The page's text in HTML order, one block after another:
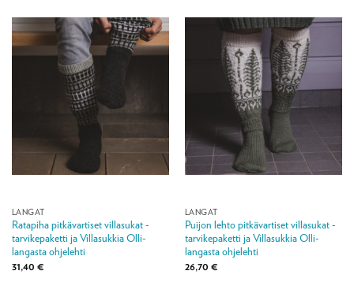
LANGAT
Ratapiha pitkävartiset villasukat -
tarvikepaketti ja Villasukkia Olli-
langasta ohjelehti
31,40 €
LANGAT
Puijon lehto pitkävartiset villasukat -
tarvikepaketti ja Villasukkia Olli-
langasta ohjelehti
26,70 €